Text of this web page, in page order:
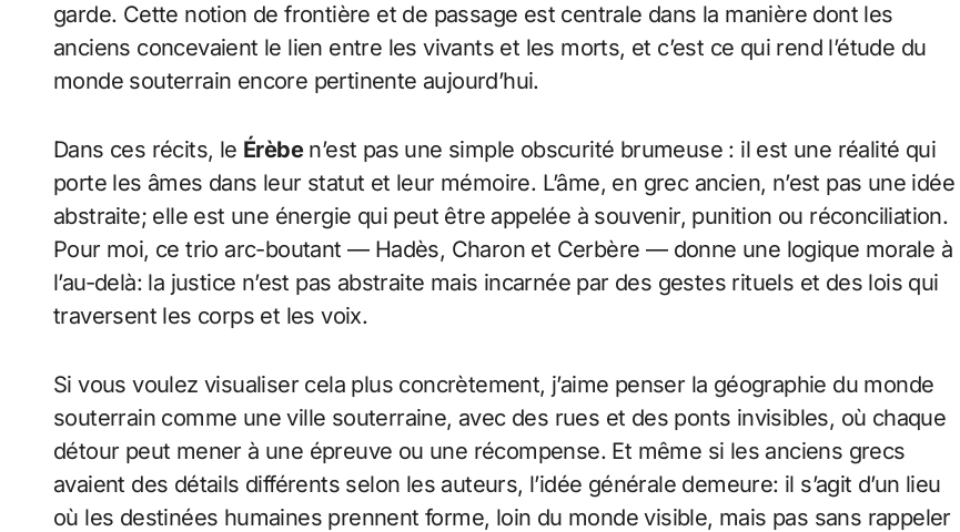
garde. Cette notion de frontière et de passage est centrale dans la manière dont les
anciens concevaient le lien entre les vivants et les morts, et c’est ce qui rend l’étude du
monde souterrain encore pertinente aujourd’hui.
Dans ces récits, le Érèben’est pas une simple obscurité brumeuse : il est une réalité qui
porte les âmes dans leur statut et leur mémoire. L’âme, en grec ancien, n’est pas une idée
abstraite; elle est une énergie qui peut être appelée à souvenir, punition ou réconciliation.
Pour moi, ce trio arc-boutant — Hadès, Charon et Cerbère — donne une logique morale à
l’au-delà: la justice n’est pas abstraite mais incarnée par des gestes rituels et des lois qui
traversent les corps et les voix.
Si vous voulez visualiser cela plus concrètement, j’aime penser la géographie du monde
souterrain comme une ville souterraine, avec des rues et des ponts invisibles, où chaque
détour peut mener à une épreuve ou une récompense. Et même si les anciens grecs
avaient des détails différents selon les auteurs, l’idée générale demeure: il s’agit d’un lieu
où les destinées humaines prennent forme, loin du monde visible, mais pas sans rappeler